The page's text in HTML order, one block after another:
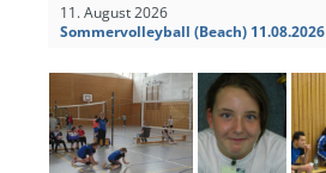
11. August 2026
Sommervolleyball (Beach) 11.08.2026